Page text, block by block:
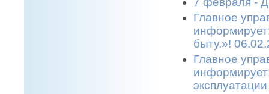
Главное
быту.»!
Главное